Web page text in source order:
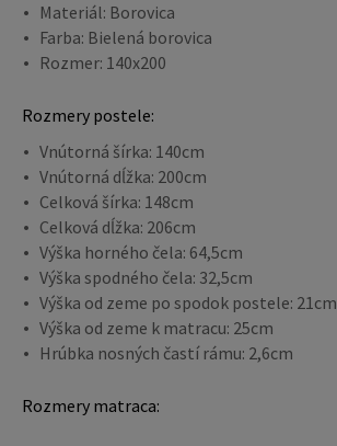
Materiál: Borovica
Farba: Bielená borovica
Rozmer: 140x200
Rozmery postele:
Vnútorná šírka: 140cm
Vnútorná dĺžka: 200cm
Celková šírka: 148cm
Celková dĺžka: 206cm
Výška horného čela: 64,5cm
Výška spodného čela: 32,5cm
Výška od zeme po spodok postele: 21cm
Výška od zeme k matracu: 25cm
Hrúbka nosných častí rámu: 2,6cm
Rozmery matraca: